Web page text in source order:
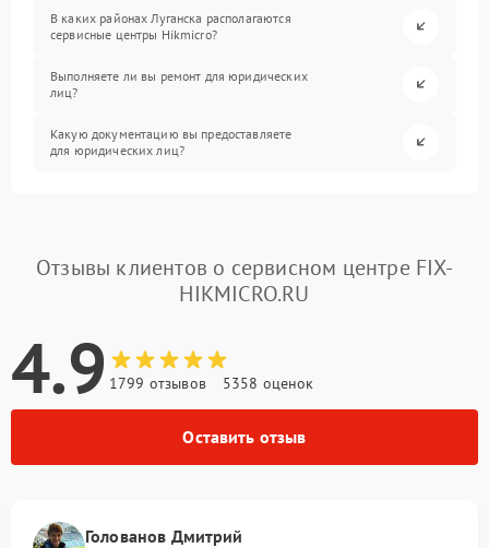
В каких районах Луганска располагаются
сервисные центры Hikmicro?
Выполняете ли вы ремонт для юридических
лиц?
Какую документацию вы предоставляете
для юридических лиц?
Отзывы клиентов о сервисном центре FIX-
HIKMICRO.RU
4.9 1799 отзывов 5358 оценок
Оставить отзыв
Голованов Дмитрий